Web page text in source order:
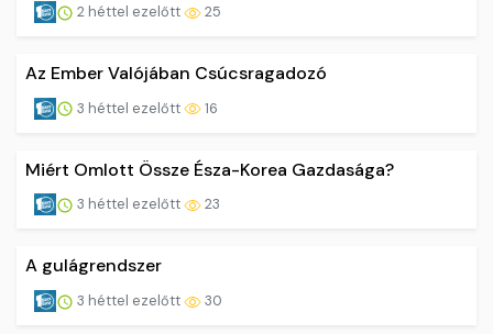
2 héttel ezelőtt 25
Az Ember Valójában Csúcsragadozó
3 héttel ezelőtt 16
Miért Omlott Össze Észa-Korea Gazdasága?
3 héttel ezelőtt 23
A gulágrendszer
3 héttel ezelőtt 30